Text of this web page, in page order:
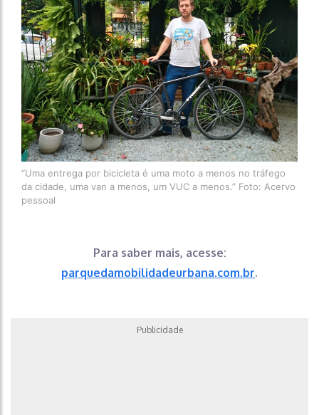
“Uma entrega por bicicleta é uma moto a menos no tráfego
da cidade, uma van a menos, um VUC a menos.” Foto: Acervo
pessoal
Para saber mais, acesse:
parquedamobilidadeurbana.com.br.
Publicidade